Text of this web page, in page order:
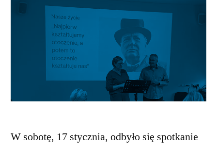
W sobotę, 17 stycznia, odbyło się spotkanie